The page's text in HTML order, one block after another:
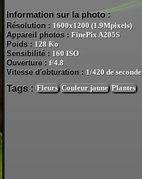
Information sur la photo :
Résolution : 1600x1200 (1.9Mpixels)
Appareil photos : FinePix A205S
Poids : 128 Ko
Sensibilité : 160 ISO
Ouverture : f/4.8
Vitesse d'obturation : 1/420 de seconde
Tags : Fleurs Couleur jaune Plantes